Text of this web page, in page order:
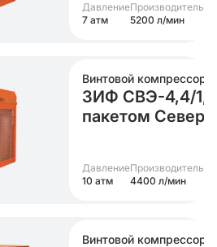
Давление
7 атм
5200 л/мин
Винтовой компрессор
ЗИФ СВЭ-4,4/1,0
пакетом Север
Давление
10 атм
4400 л/мин
Винтовой компрессор